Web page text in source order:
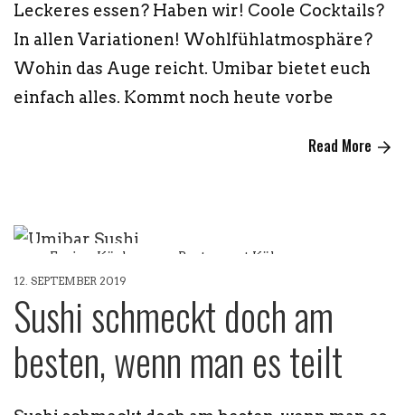
Leckeres essen? Haben wir! Coole Cocktails?
In allen Variationen! Wohlfühlatmosphäre?
Wohin das Auge reicht. Umibar bietet euch
einfach alles. Kommt noch heute vorbe
Read More
Fusion Küche Restaurant Köln
12. SEPTEMBER 2019
Sushi schmeckt doch am
besten, wenn man es teilt